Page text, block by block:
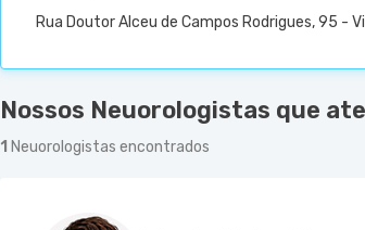
Rua Doutor Alceu de Campos Rodrigues, 95 -
Nossos Neuorologistas que
1 Neuorologistas encontrados